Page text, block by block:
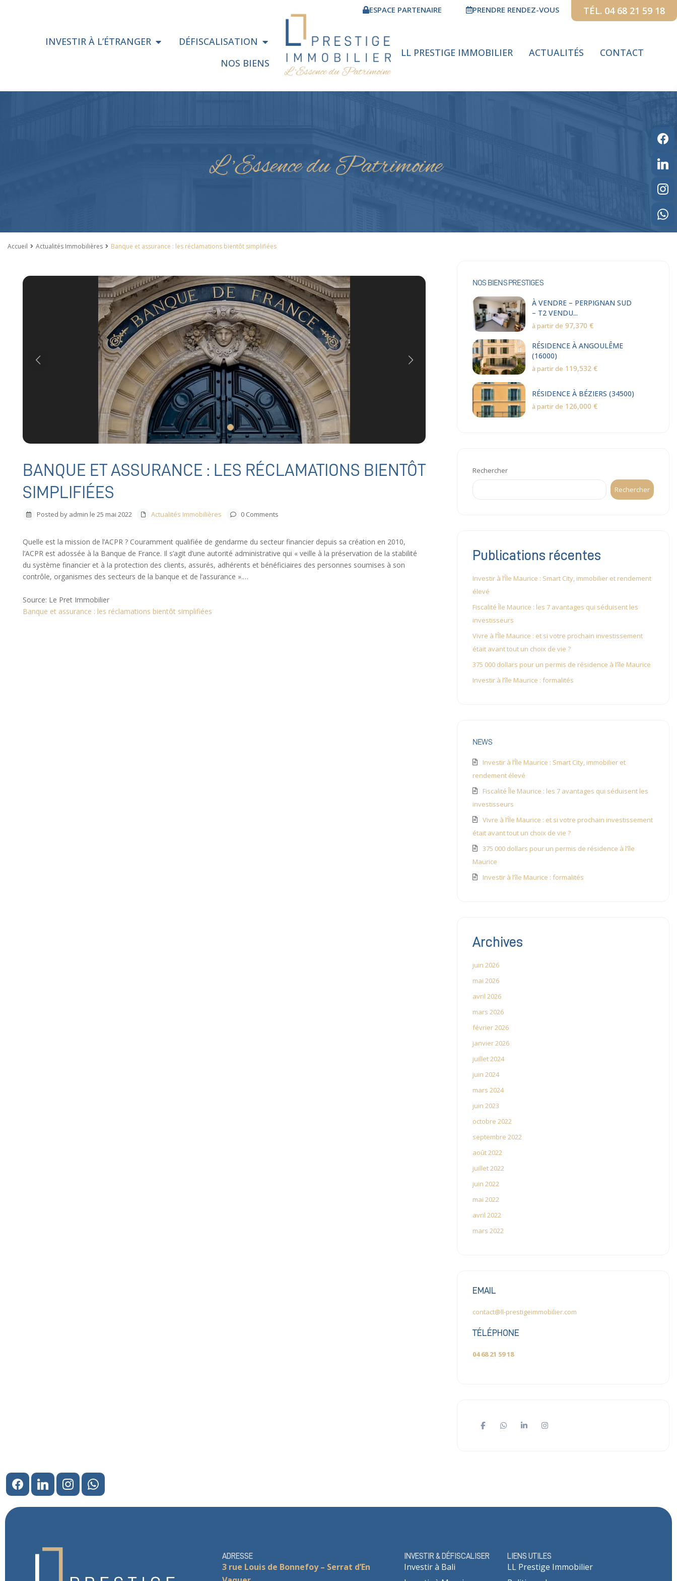
ESPACE PARTENAIRE PRENDRE RENDEZ-VOUS TÉL. 04 68 21 59 18
INVESTIR À L’ÉTRANGER
DÉFISCALISATION
NOS BIENS
LL PRESTIGE IMMOBILIER ACTUALITÉS CONTACT
Accueil Actualités Immobilières Banque et assurance : les réclamations bientôt simplifiées
Previous Next
BANQUE ET ASSURANCE : LES RÉCLAMATIONS BIENTÔT
SIMPLIFIÉES
Posted by admin le 25 mai 2022 Actualités Immobilières 0 Comments
Quelle est la mission de l’ACPR ? Couramment qualifiée de gendarme du secteur financier depuis sa création en 2010,
l’ACPR est adossée à la Banque de France. Il s’agit d’une autorité administrative qui « veille à la préservation de la stabilité
du système financier et à la protection des clients, assurés, adhérents et bénéficiaires des personnes soumises à son
contrôle, organismes des secteurs de la banque et de l’assurance ».…
Source: Le Pret Immobilier
Banque et assurance : les réclamations bientôt simplifiées
NOS BIENS PRESTIGES
À VENDRE – PERPIGNAN SUD
– T2 VENDU...
à partir de 97,370 €
RÉSIDENCE À ANGOULÊME
(16000)
à partir de 119,532 €
RÉSIDENCE À BÉZIERS (34500)
à partir de 126,000 €
Rechercher
Rechercher
Publications récentes
Investir à l’Île Maurice : Smart City, immobilier et rendement
élevé
Fiscalité Île Maurice : les 7 avantages qui séduisent les
investisseurs
Vivre à l’Île Maurice : et si votre prochain investissement
était avant tout un choix de vie ?
375 000 dollars pour un permis de résidence à l’île Maurice
Investir à l’île Maurice : formalités
NEWS
Investir à l’Île Maurice : Smart City, immobilier et
rendement élevé
Fiscalité Île Maurice : les 7 avantages qui séduisent les
investisseurs
Vivre à l’Île Maurice : et si votre prochain investissement
était avant tout un choix de vie ?
375 000 dollars pour un permis de résidence à l’île
Maurice
Investir à l’île Maurice : formalités
Archives
juin 2026
mai 2026
avril 2026
mars 2026
février 2026
janvier 2026
juillet 2024
juin 2024
mars 2024
juin 2023
octobre 2022
septembre 2022
août 2022
juillet 2022
juin 2022
mai 2022
avril 2022
mars 2022
EMAIL
contact@ll-prestigeimmobilier.com
TÉLÉPHONE
04 68 21 59 18
ADRESSE
3 rue Louis de Bonnefoy – Serrat d’En
INVESTIR & DÉFISCALISER
Investir à Bali
LIENS UTILES
LL Prestige Immobilier